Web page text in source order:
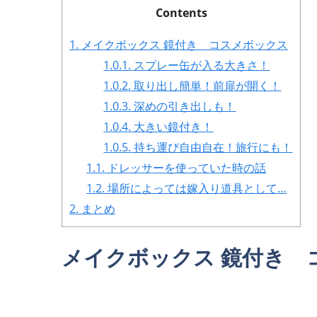
Contents
1. メイクボックス 鏡付き コスメボックス
1.0.1. スプレー缶が入る大きさ！
1.0.2. 取り出し簡単！前扉が開く！
1.0.3. 深めの引き出しも！
1.0.4. 大きい鏡付き！
1.0.5. 持ち運び自由自在！旅行にも！
1.1. ドレッサーを使っていた時の話
1.2. 場所によっては嫁入り道具として…
2. まとめ
メイクボックス 鏡付き